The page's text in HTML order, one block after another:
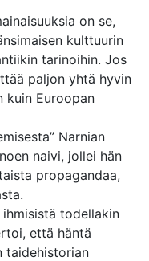
on se,
kulttuurin
tarinoihin. Jos
paljon yhtä hyvin
kuin Euroopan
Narnian
naivi, jollei hän
propagandaa,
ihmisistä todellakin
että häntä
taidehistorian